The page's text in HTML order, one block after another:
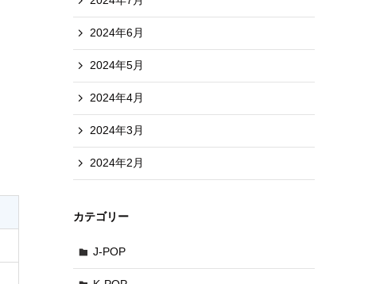
2024年6月
2024年5月
2024年4月
2024年3月
2024年2月
カテゴリー
J-POP